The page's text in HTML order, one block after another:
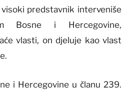
predstavnik interveniše
Bosne i Hercegovine,
vlasti, on djeluje kao vlast
i Hercegovine u članu 239.